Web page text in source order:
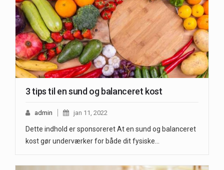
3 tips til en sund og balanceret kost
admin jan 11, 2022
Dette indhold er sponsoreret At en sund og balanceret
kost gør underværker for både dit fysiske…